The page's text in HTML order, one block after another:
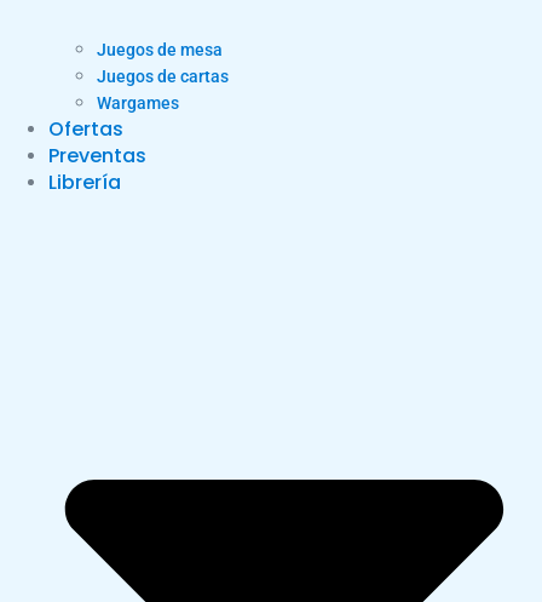
Juegos de mesa
Juegos de cartas
Wargames
Ofertas
Preventas
Librería